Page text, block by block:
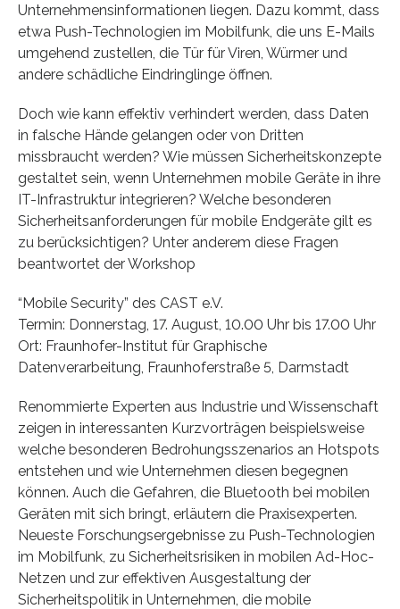
Unternehmensinformationen liegen. Dazu kommt, dass
etwa Push-Technologien im Mobilfunk, die uns E-Mails
umgehend zustellen, die Tür für Viren, Würmer und
andere schädliche Eindringlinge öffnen.
Doch wie kann effektiv verhindert werden, dass Daten
in falsche Hände gelangen oder von Dritten
missbraucht werden? Wie müssen Sicherheitskonzepte
gestaltet sein, wenn Unternehmen mobile Geräte in ihre
IT-Infrastruktur integrieren? Welche besonderen
Sicherheitsanforderungen für mobile Endgeräte gilt es
zu berücksichtigen? Unter anderem diese Fragen
beantwortet der Workshop
“Mobile Security” des CAST e.V.
Termin: Donnerstag, 17. August, 10.00 Uhr bis 17.00 Uhr
Ort: Fraunhofer-Institut für Graphische
Datenverarbeitung, Fraunhoferstraße 5, Darmstadt
Renommierte Experten aus Industrie und Wissenschaft
zeigen in interessanten Kurzvorträgen beispielsweise
welche besonderen Bedrohungsszenarios an Hotspots
entstehen und wie Unternehmen diesen begegnen
können. Auch die Gefahren, die Bluetooth bei mobilen
Geräten mit sich bringt, erläutern die Praxisexperten.
Neueste Forschungsergebnisse zu Push-Technologien
im Mobilfunk, zu Sicherheitsrisiken in mobilen Ad-Hoc-
Netzen und zur effektiven Ausgestaltung der
Sicherheitspolitik in Unternehmen, die mobile